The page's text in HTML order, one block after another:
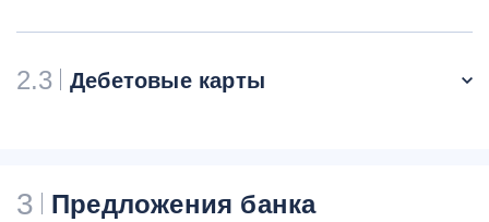
2.3 Дебетовые карты
3 Предложения банка